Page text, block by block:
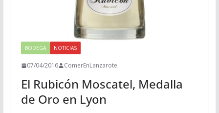
BODEGA NOTICIAS
07/04/2016 ComerEnLanzarote
El Rubicón Moscatel, Medalla
de Oro en Lyon